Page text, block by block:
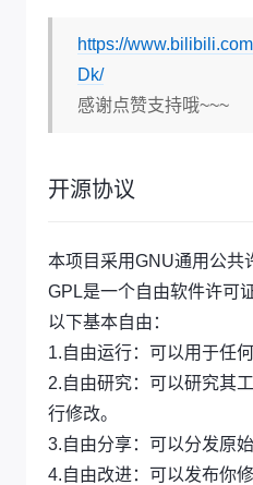
https://
Dk/
感谢点赞支持哦~~~
开源协议
本项目采用GNU通用公共
GPL是一个自由软件许可
以下基本自由：
1.自由运行：可以用于任何
2.自由研究：可以研究其
行修改。
3.自由分享：可以分发原
4.自由改进：可以发布你